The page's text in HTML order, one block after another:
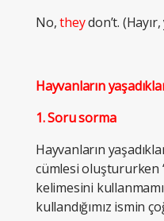
No,theydon’t.
Hayvanların
1. Soru sorma
Hayvanların
cümlesi oluştururken
kelimesini
kullandığımız ismin